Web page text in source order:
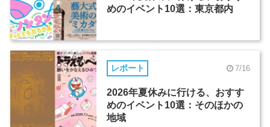
めのイベント10選：東京都内
レポート 7/16
2026年夏休みに行ける、おすす
めのイベント10選：そのほかの
地域